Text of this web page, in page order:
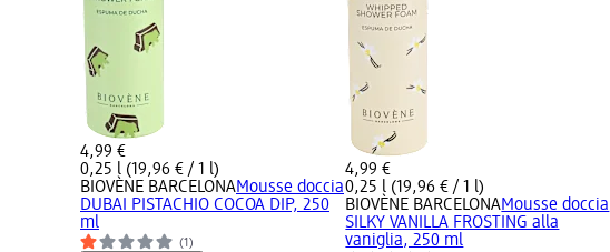
4,99 €
0,25 l (19,96 € / 1 l)
BIOVÈNE BARCELONAMousse doccia
DUBAI PISTACHIO COCOA DIP, 250
ml
(1)
4,99 €
0,25 l (19,96 € / 1 l)
BIOVÈNE BARCELONAMousse doccia
SILKY VANILLA FROSTING alla
vaniglia, 250 ml